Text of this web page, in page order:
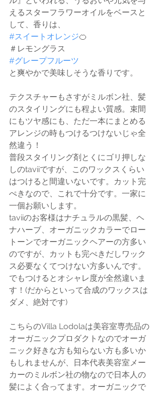
えるスターフラワーオイルをベースと
して、香りは、
#スイートオレンジ🍊
＃レモングラス
#グレープフルーツ
と爽やかで美味しそうな香りです。
テクスチャーもさすがミルボン社、髪
のスタイリングにも程よい質感。束間
にもツヤ感にも、ただ一本にまとめる
アレンジの時もつけるつけないじゃ全
然違う！
普段スタイリング剤とくにゴリ押しな
しのtaviiですが、このワックスくらい
はつけると間違いないです。カット完
ぺきなので、これで十分です。一家に
一個お願いします。
taviiのお客様はナチュラルの黒髪、ヘ
ナハーブ、オーガニックカラーでロー
トーンでオーガニックヘアーの方多い
のですが、カットも完ぺきだしワック
ス必要なくてつけない方多いんです。
でもつけるとオシャレ度が全然違いま
す！(だからといって合成のワックスは
ダメ、絶対です)
こちらのVilla Lodolaは美容室専売品の
オーガニックプロダクトなのでオーガ
ニック好きな方も知らない方も多いか
もしれませんが、日本代表美容室メー
カーのミルボン社の物なので日本人の
髪によく合ってます。オーガニックで